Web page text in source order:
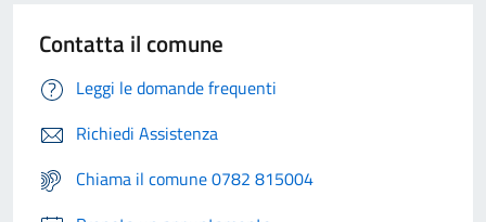
Contatta il comune
Leggi le domande frequenti
Richiedi Assistenza
Chiama il comune 0782 815004